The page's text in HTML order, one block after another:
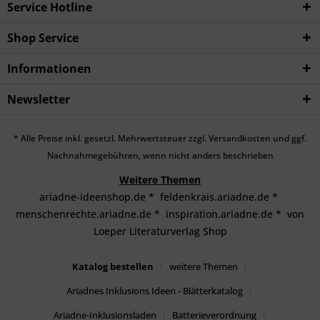
Service Hotline
Shop Service
Informationen
Newsletter
* Alle Preise inkl. gesetzl. Mehrwertsteuer zzgl. Versandkosten und ggf.
Nachnahmegebühren, wenn nicht anders beschrieben
Weitere Themen
ariadne-ideenshop.de * feldenkrais.ariadne.de *
menschenrechte.ariadne.de * inspiration.ariadne.de * von
Loeper Literaturverlag Shop
Katalog bestellen
weitere Themen
Ariadnes Inklusions Ideen - Blätterkatalog
Ariadne-Inklusionsladen
Batterieverordnung